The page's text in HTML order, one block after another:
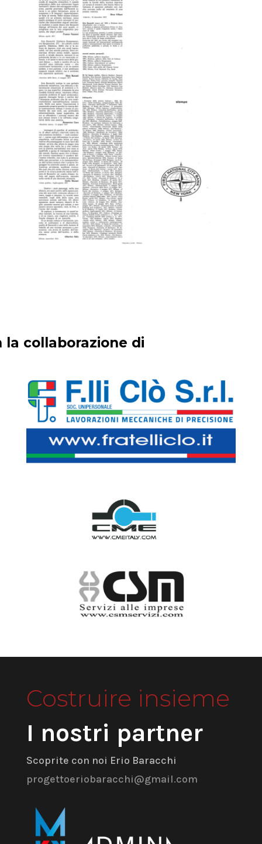
la collaborazione di
Costruire insieme
I nostri partner
Scoprite con noi Erio Baracchi
progettoeriobaracchi@gmail.com